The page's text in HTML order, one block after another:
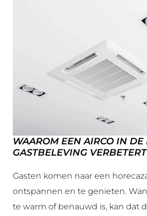
WAAROM EEN AIRCO IN DE
GASTBELEVING VERBETERT
Gasten komen naar een
ontspannen en te genieten.
te warm of benauwd is, kan dat